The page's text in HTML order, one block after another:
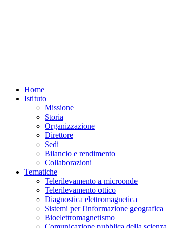
Home
Istituto
Missione
Storia
Organizzazione
Direttore
Sedi
Bilancio e rendimento
Collaborazioni
Tematiche
Telerilevamento a microonde
Telerilevamento ottico
Diagnostica elettromagnetica
Sistemi per l'informazione geografica
Bioelettromagnetismo